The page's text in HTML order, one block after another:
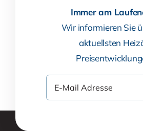
Immer am
Wir informieren Sie
aktuellsten